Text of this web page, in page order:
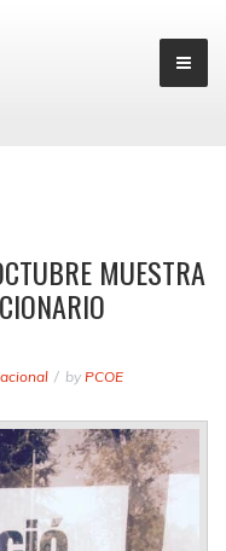
MUESTRA
by PCOE